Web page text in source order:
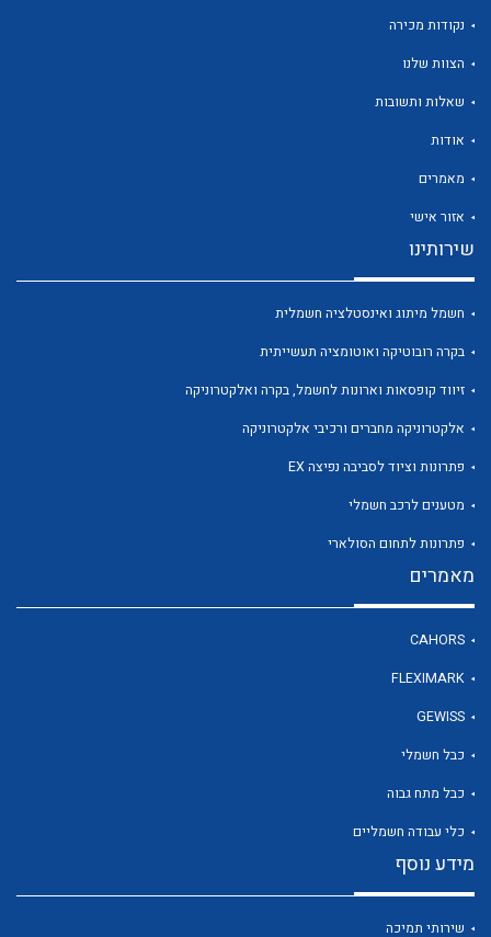
לכל מוצרי היצרן
לכל מוצרי היצרן
לכל מוצרי היצרן
נקודות מכירה
הצוות שלנו
שאלות ותשובות
אודות
מאמרים
אזור אישי
שירותינו
חשמל מיתוג ואינסטלציה חשמלית
בקרה רובוטיקה ואוטומציה תעשייתית
זיווד קופסאות וארונות לחשמל, בקרה ואלקטרוניקה
אלקטרוניקה מחברים ורכיבי אלקטרוניקה
פתרונות וציוד לסביבה נפיצה EX
מטענים לרכב חשמלי
פתרונות לתחום הסולארי
מאמרים
CAHORS
FLEXIMARK
GEWISS
כבל חשמלי
כבל מתח גבוה
כלי עבודה חשמליים
מידע נוסף
שירותי תמיכה